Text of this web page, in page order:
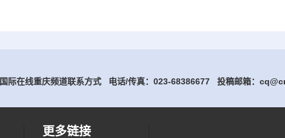
国际在线重庆频道联系方式 电话/传真：023-68386677 投稿邮箱：
更多链接